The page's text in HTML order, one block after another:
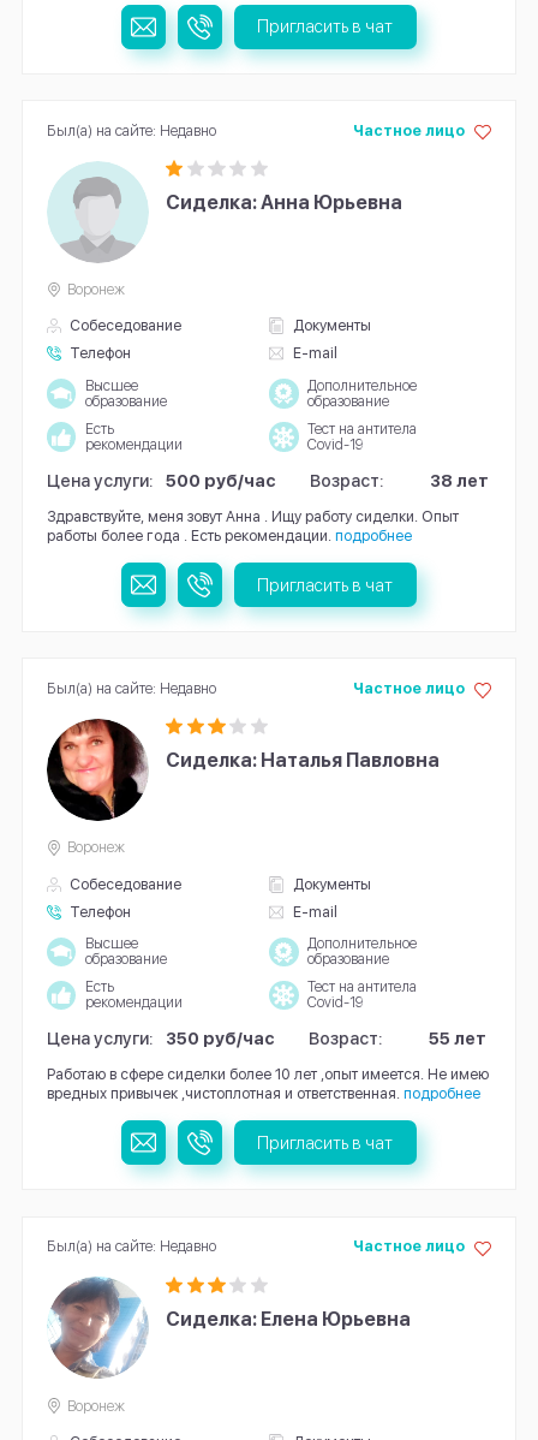
Пригласить в чат
Сиделка: Анна Юрьевна
Собеседование
Документы
Телефон
E-mail
Частное лицо
Воронеж
Высшее
образование
Дополнительное
образование
Есть
рекомендации
Тест на антитела
Covid-19
Цена услуги: 500 руб/час Возраст: 38 лет
Здравствуйте, меня зовут Анна . Ищу работу сиделки. Опыт
работы более года . Есть рекомендации. подробнее
Был(а) на сайте: Недавно
Пригласить в чат
Сиделка: Наталья Павловна
Собеседование
Документы
Телефон
E-mail
Частное лицо
Воронеж
Высшее
образование
Дополнительное
образование
Есть
рекомендации
Тест на антитела
Covid-19
Цена услуги: 350 руб/час Возраст: 55 лет
Работаю в сфере сиделки более 10 лет ,опыт имеется. Не имею
вредных привычек ,чистоплотная и ответственная. подробнее
Был(а) на сайте: Недавно
Пригласить в чат
Сиделка: Елена Юрьевна
Частное лицо
Воронеж
Был(а) на сайте: Недавно